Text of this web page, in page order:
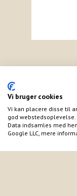
Vi bruger cookies
Vi kan placere disse til
god
Data indsamles med
Google LLC, mere